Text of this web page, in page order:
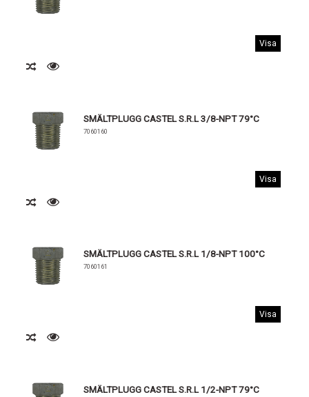
Visa
SMÄLTPLUGG CASTEL S.R.L 3/8-NPT 79°C
7060160
Visa
SMÄLTPLUGG CASTEL S.R.L 1/8-NPT 100°C
7060161
Visa
SMÄLTPLUGG CASTEL S.R.L 1/2-NPT 79°C